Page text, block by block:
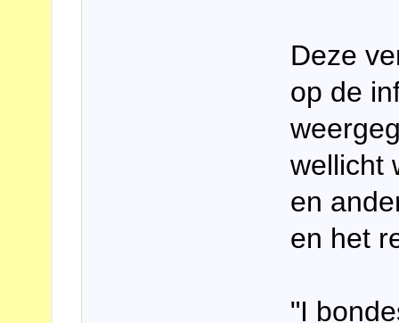
Deze
op de
wellicht
en
en het
"I